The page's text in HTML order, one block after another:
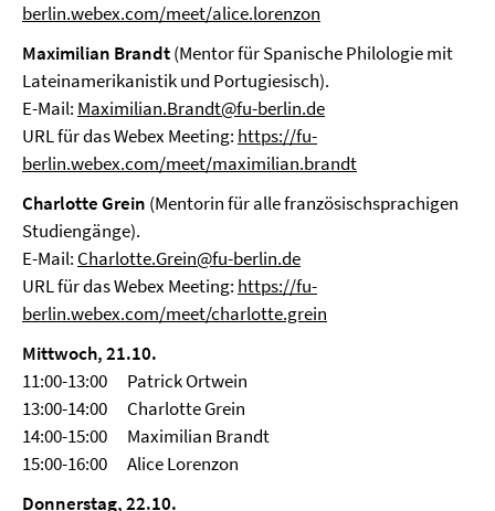
berlin.webex.com/meet/alice.lorenzon
Maximilian Brandt(Mentor für Spanische Philologie mit
Lateinamerikanistik und Portugiesisch).
E-Mail: Maximilian.Brandt@fu-berlin.de
URL für das Webex Meeting: https://fu-
berlin.webex.com/meet/maximilian.brandt
Charlotte Grein (Mentorin für alle französischsprachigen
Studiengänge).
E-Mail: Charlotte.Grein@fu-berlin.de
URL für das Webex Meeting: https://fu-
berlin.webex.com/meet/charlotte.grein
Mittwoch, 21.10.
11:00-13:00 Patrick Ortwein
13:00-14:00 Charlotte Grein
14:00-15:00 Maximilian Brandt
15:00-16:00 Alice Lorenzon
Donnerstag, 22.10.